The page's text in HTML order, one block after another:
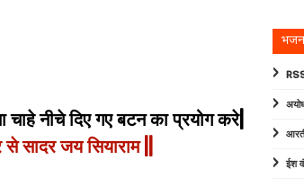
नीचे दिए गए बटन का प्रयोग करे|
सादर जय सियाराम ||
ईश